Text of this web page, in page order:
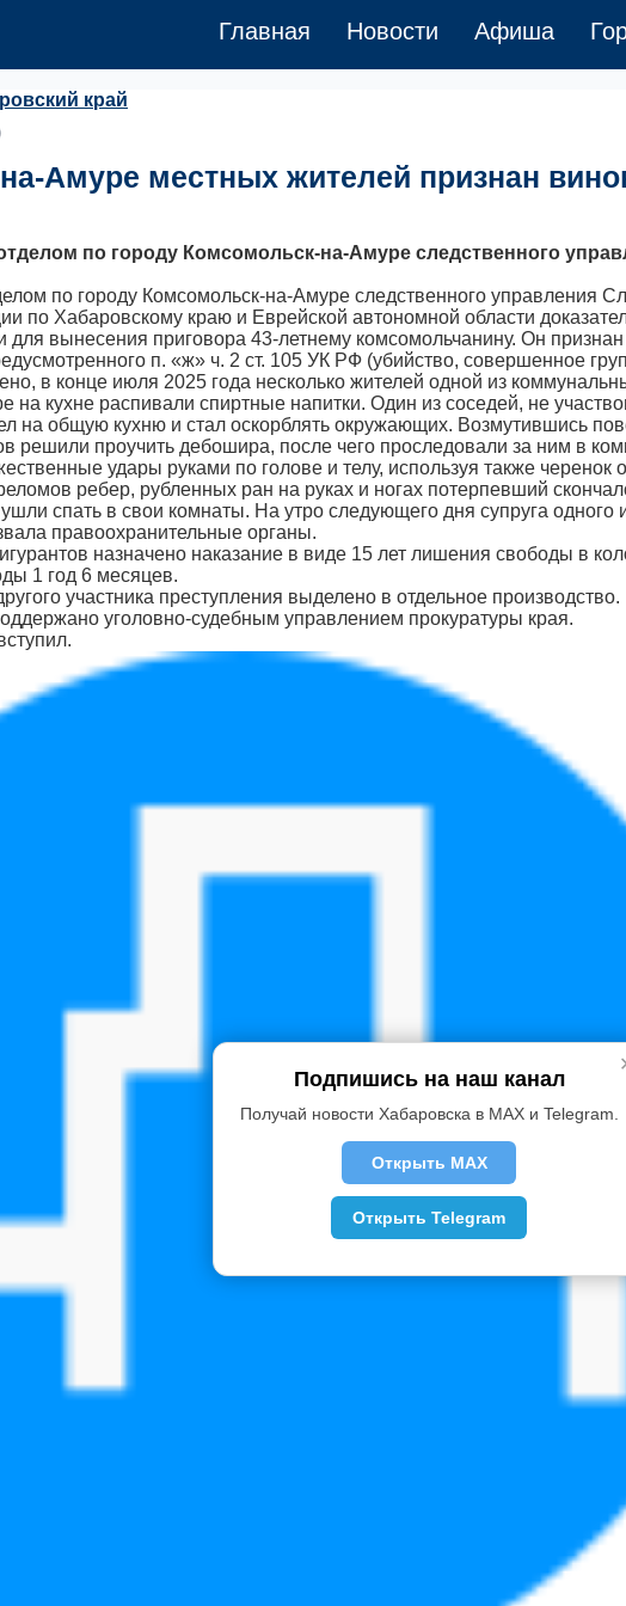
Главная Новости Афиша
край
Амуре местных жителей признан
по городу Комсомольск-на-Амуре следственного
по городу Комсомольск-на-Амуре следственного управления
по Хабаровскому краю и Еврейской автономной области
для вынесения приговора 43-летнему комсомольчанину. Он
п. «ж» ч. 2 ст. 105 УК РФ (убийство, совершенное
в конце июля 2025 года несколько жителей одной из
на кухне распивали спиртные напитки. Один из соседей, не
на общую кухню и стал оскорблять окружающих. Возмутившись
решили проучить дебошира, после чего проследовали за ним в
удары руками по голове и телу, используя также черенок
ребер, рубленных ран на руках и ногах потерпевший
спать в свои комнаты. На утро следующего дня супруга одного
правоохранительные органы.
назначено наказание в виде 15 лет лишения свободы в
1 год 6 месяцев.
участника преступления выделено в отдельное производство.
уголовно-судебным управлением прокуратуры края.
Подпишись на наш канал
Получай новости Хабаровска в MAX и Telegram.
Открыть MAX
Открыть Telegram